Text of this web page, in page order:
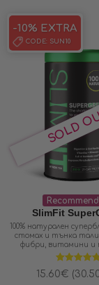
-10% EXTRA
CODE: SUN10
SlimFit
100% натурален
стомах и тънка
фибри, витамини и
Оценено на
4.85от 5
15.60€